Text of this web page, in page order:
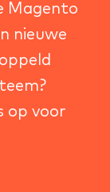
Magento
nieuwe
op voor